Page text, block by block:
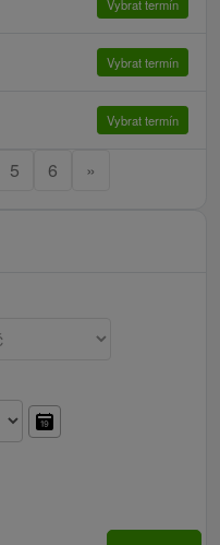
Vybrat termín
Vybrat termín
Vybrat termín
5 6 »